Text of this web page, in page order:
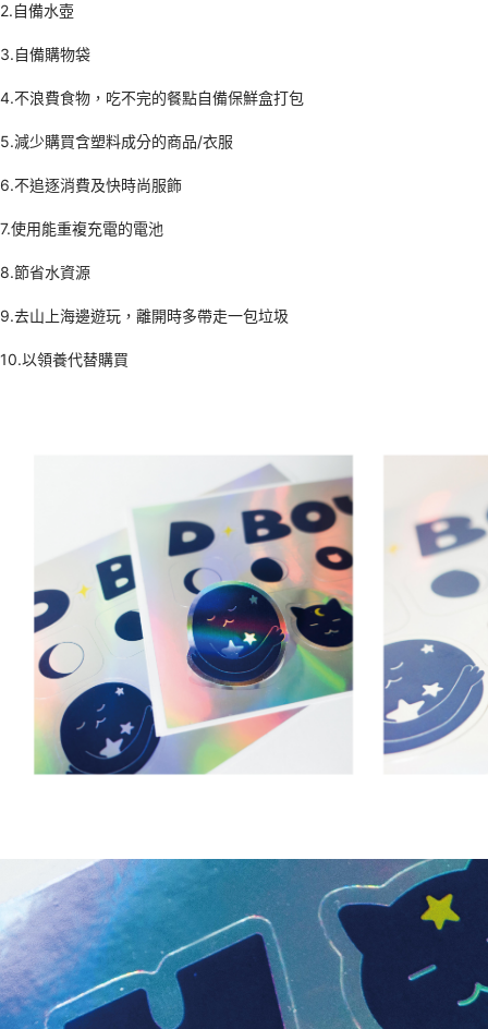
2.自備水壺
3.自備購物袋
4.不浪費食物，吃不完的餐點自備保鮮盒打包
5.減少購買含塑料成分的商品/衣服
6.不追逐消費及快時尚服飾
7.使用能重複充電的電池
8.節省水資源
9.去山上海邊遊玩，離開時多帶走一包垃圾
10.以領養代替購買